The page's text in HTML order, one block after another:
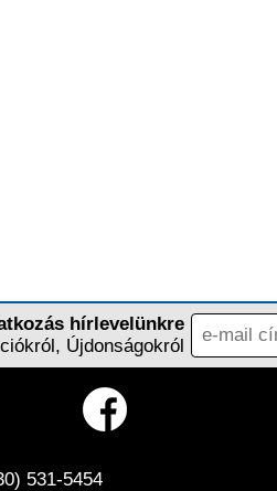
hírlevelünkre
Újdonságokról
531-5454